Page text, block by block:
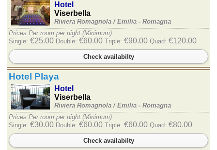
Hotel
Viserbella
Riviera Romagnola / Emilia - Romagna
Prices Per room per night (Minimum)
Single: €25.00 Double: €60.00 Triple: €90.00 Quad: €120.00
Check availabilty
Hotel Playa
Hotel
Viserbella
Riviera Romagnola / Emilia - Romagna
Prices Per room per night (Minimum)
Single: €30.00 Double: €60.00 Triple: €60.00 Quad: €80.00
Check availabilty